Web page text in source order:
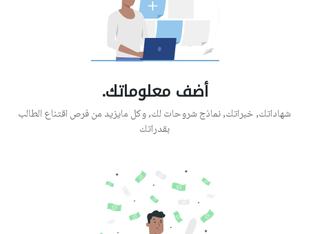
أضف معلوماتك.
شهاداتك, خبراتك, نماذج شروحات لك, وكل مايزيد من فرص اقتناع الطالب
بقدراتك